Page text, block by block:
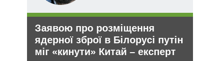
Заявою про розміщення
ядерної зброї в Білорусі путін
міг «кинути» Китай – експерт